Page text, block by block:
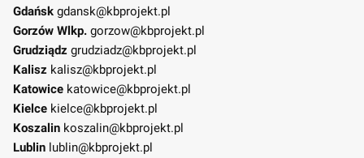
Gdańsk gdansk@kbprojekt.pl
Gorzów Wlkp. gorzow@kbprojekt.pl
Grudziądz grudziadz@kbprojekt.pl
Kalisz kalisz@kbprojekt.pl
Katowice katowice@kbprojekt.pl
Kielce kielce@kbprojekt.pl
Koszalin koszalin@kbprojekt.pl
Lublin lublin@kbprojekt.pl